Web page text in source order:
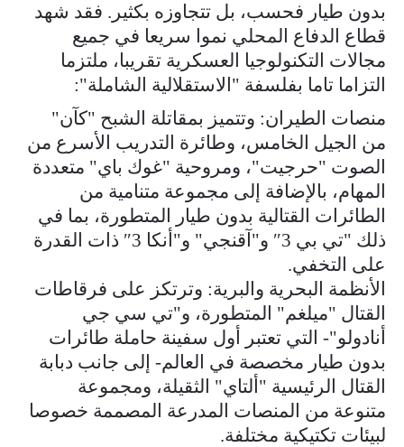
بدون طيار فحسب، بل تتجاوزه بكثير. فقد شهد
قطاع الدفاع المحلي نموا سريعا في جميع
مجالات التكنولوجيا العسكرية تقريبا، ملتزما
التزاما تاما بفلسفة "الاستقلالية الشاملة":
منصات الطيران: وتتميز بمقاتلة الشبح "كآن"
من الجيل الخامس، وطائرة التدريب الأسرع من
الصوت "حرجيت"، ومروحية "غوك باي" متعددة
المهام، بالإضافة إلى مجموعة متنامية من
الطائرات القتالية بدون طيار المتطورة، بما في
ذلك "تي بي 3″ و"آقنجي" و"أنكا 3″ ذات القدرة
على التخفي.
الأنظمة البحرية والبرية: وترتكز على فرقاطات
القتال "ميلغم" المتطورة، و"تي سي جي
أنادولو"- التي تعتبر أول سفينة حاملة طائرات
بدون طيار مخصصة في العالم- إلى جانب دبابة
القتال الرئيسية "ألتاي" الثقيلة، ومجموعة
متنوعة من المنصات المدرعة المصممة خصوصا
لبيئات تكتيكية مختلفة.